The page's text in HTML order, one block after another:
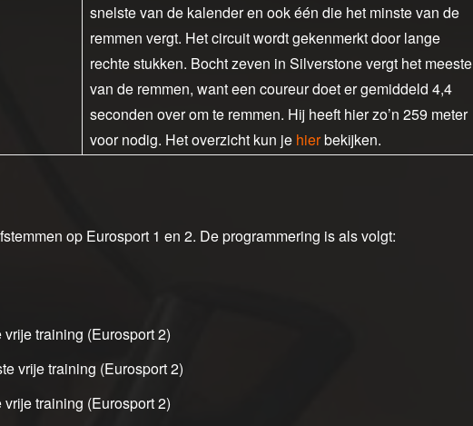
snelste van de kalender en ook één die het minste van de
remmen vergt. Het circuit wordt gekenmerkt door lange
rechte stukken. Bocht zeven in Silverstone vergt het meeste
van de remmen, want een coureur doet er gemiddeld 4,4
seconden over om te remmen. Hij heeft hier zo’n 259 meter
voor nodig. Het overzicht kun je hierbekijken.
op Eurosport 1 en 2. De programmering is als volgt:
training (Eurosport 2)
vrije training (Eurosport 2)
training (Eurosport 2)